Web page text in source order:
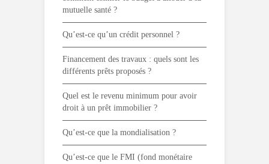
mutuelle santé ?
Qu’est-ce qu’un crédit personnel ?
Financement des travaux : quels sont les
différents prêts proposés ?
Quel est le revenu minimum pour avoir
droit à un prêt immobilier ?
Qu’est-ce que la mondialisation ?
Qu’est-ce que le FMI (fond monétaire